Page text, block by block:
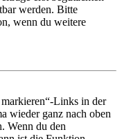
werden. Bitte
wenn du weitere
Links in der
wieder ganz nach oben
Wenn du den